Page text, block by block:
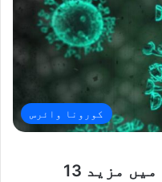
کورونا وائرس
کورونا وائرس، ملک بھر میں مزید 13